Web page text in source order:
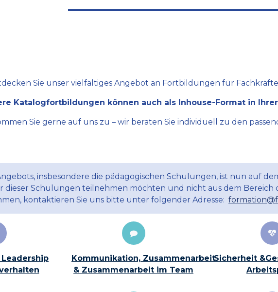
Sie unser vielfältiges Angebot an Fortbildungen für
Katalogfortbildungen können auch als Inhouse-Format in
Sie gerne auf uns zu – wir beraten Sie individuell zu den
insbesondere die pädagogischen Schulungen, ist nun auf
dieser Schulungen teilnehmen möchten und nicht aus dem
kontaktieren Sie uns bitte unter folgender Adresse:
Kommunikation, Zusammenarbeit
& Zusammenarbeit im Team
Sicherheit